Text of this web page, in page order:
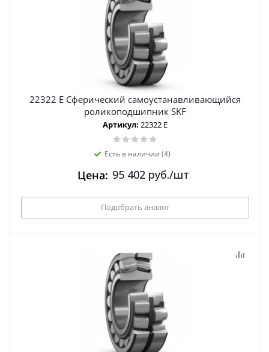
22322 E Сферический самоустанавливающийся
роликоподшипник SKF
Артикул: 22322 E
Есть в наличии (4)
Цена: 95 402руб./шт
Подобрать аналог